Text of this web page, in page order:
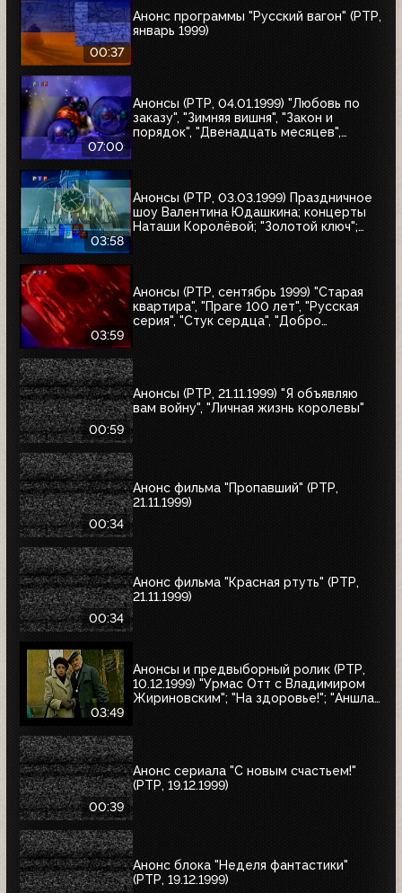
00:37
Анонс программы "Русский вагон" (РТР,
январь 1999)
07:00
Анонсы (РТР, 04.01.1999) "Любовь по
заказу", "Зимняя вишня", "Закон и
порядок", "Двенадцать месяцев",
Мюнхгаузен", "Жара в Лос-Анджелесе"
03:58
Анонсы (РТР, 03.03.1999) Праздничное
шоу Валентина Юдашкина; концерты
Наташи Королёвой; "Золотой ключ";
03:59
Анонсы (РТР, сентябрь 1999) "Старая
квартира", "Праге 100 лет", "Русская
серия", "Стук сердца", "Добро
00:59
Анонсы (РТР, 21.11.1999) "Я объявляю
вам войну", "Личная жизнь королевы"
00:34
Анонс фильма "Пропавший" (РТР,
21.11.1999)
00:34
Анонс фильма "Красная ртуть" (РТР,
21.11.1999)
03:49
Анонсы и предвыборный ролик (РТР,
10.12.1999) "Урмас Отт с Владимиром
Жириновским"; "На здоровье!"; "Аншлаг.
00:39
Анонс сериала "С новым счастьем!"
(РТР, 19.12.1999)
Анонс блока "Неделя фантастики"
(РТР, 19.12.1999)